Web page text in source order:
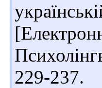
229-